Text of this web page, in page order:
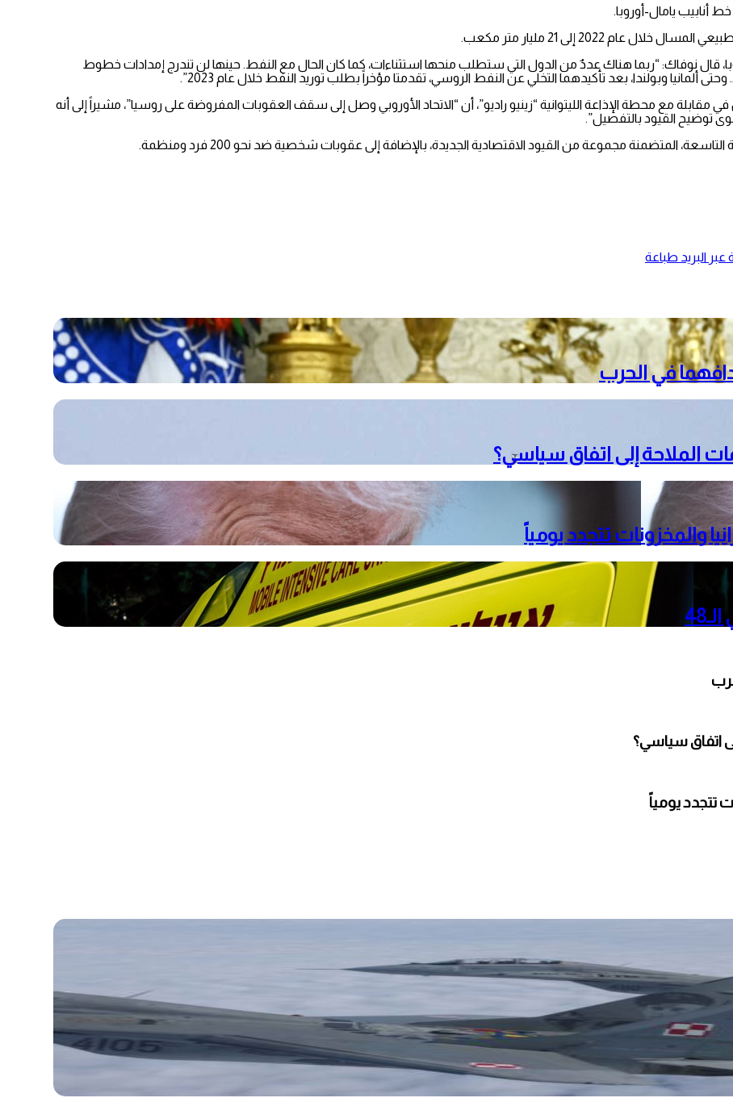
أنابيب يامال-أوروبا.
2022 إلى 21 مليار متر مكعب.
قال نوفاك: “ربما هناك عددٌ من الدول التي ستطلب منحها استثناءات، كما كان الحال مع النفط. حينها لن تندرج إمدادات خطوط
ألمانيا وبولندا، بعد تأكيدهما التخلي عن النفط الروسي، تقدمتا مؤخراً بطلب توريد النفط خلال عام 2023”.
مع محطة الإذاعة الليتوانية “زينيو راديو”، أن “الاتحاد الأوروبي وصل إلى سقف العقوبات المفروضة على روسيا”، مشيراً إلى أنه
توضيح القيود بالتفصيل”.
المتضمنة مجموعة من القيود الاقتصادية الجديدة، بالإضافة إلى عقوبات شخصية ضد نحو 200 فرد ومنظمة.
البريد طباعة
في الحرب
الملاحة إلى اتفاق سياسي؟
والمخزونات تتجدد يومياً
اتفاق سياسي؟
تتجدد يومياً